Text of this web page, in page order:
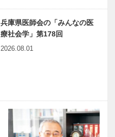
兵庫県医師会の「みんなの医
療社会学」第178回
2026.08.01